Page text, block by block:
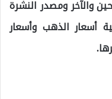
والآخر ومصدر النشرة
أسعار الذهب وأسعار